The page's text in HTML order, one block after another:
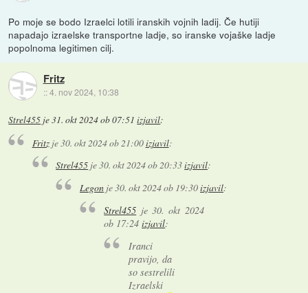
Po moje se bodo Izraelci lotili iranskih vojnih ladij. Če hutiji
napadajo izraelske transportne ladje, so iranske vojaške ladje
popolnoma legitimen cilj.
Fritz
::4. nov 2024, 10:38
Strel455 je31. okt 2024 ob 07:51 izjavil:
Fritzje30. okt 2024 ob 21:00izjavil:
Strel455 je30. okt 2024 ob 20:33izjavil:
Legonje30. okt 2024 ob 19:30izjavil:
Strel455 je 30. okt 2024
ob 17:24 izjavil:
Iranci
pravijo, da
so sestrelili
Izraelski